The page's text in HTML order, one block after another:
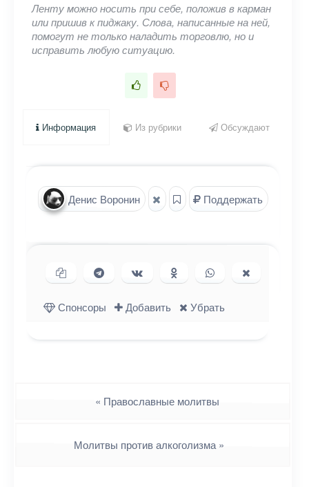
Ленту можно носить при себе, положив в карман
или пришив к пиджаку. Слова, написанные на ней,
помогут не только наладить торговлю, но и
исправить любую ситуацию.
Информация Из рубрики Обсуждают
Денис Воронин Поддержать
Копировать ссылку
Поделиться в Telegram
Поделиться ВКонтакте
Поделиться в
Одноклассниках
Поделиться в
WhatsApp
в X (Twitter)
Спонсоры
Добавить Убрать
« Православные молитвы
Молитвы против алкоголизма »